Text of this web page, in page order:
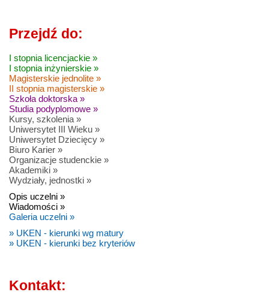
Przejdź do:
I stopnia licencjackie »
I stopnia inżynierskie »
Magisterskie jednolite »
II stopnia magisterskie »
Szkoła doktorska »
Studia podyplomowe »
Kursy, szkolenia »
Uniwersytet III Wieku »
Uniwersytet Dziecięcy »
Biuro Karier »
Organizacje studenckie »
Akademiki »
Wydziały, jednostki »
Opis uczelni »
Wiadomości »
Galeria uczelni »
» UKEN - kierunki wg matury
» UKEN - kierunki bez kryteriów
Kontakt: